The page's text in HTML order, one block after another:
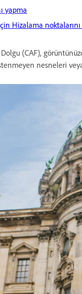
yapma
Hizalama
(CAF),
nesneleri